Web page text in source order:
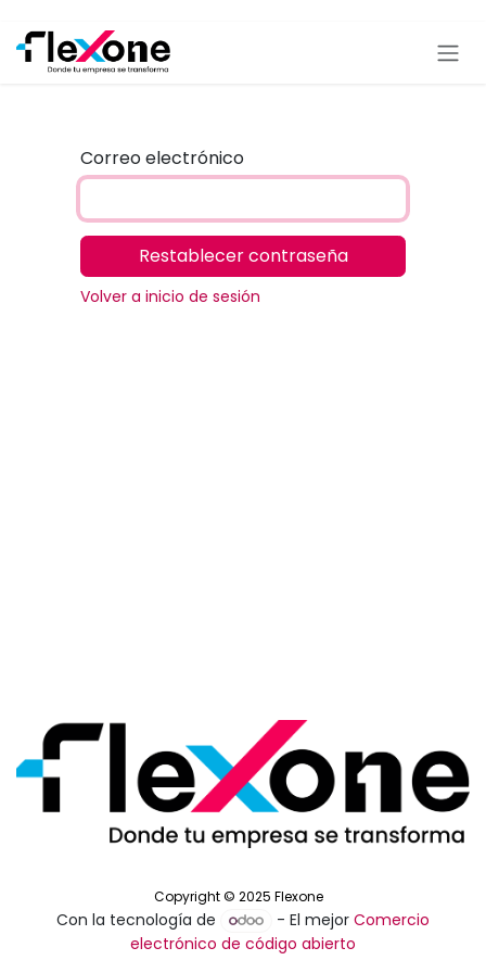
Correo electrónico
Restablecer contraseña
Volver a inicio de sesión
Copyright © 2025 Flexone
Con la tecnología de - El mejorComercio
electrónico de código abierto